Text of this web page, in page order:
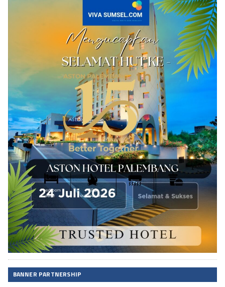
BANNER PARTNERSHIP